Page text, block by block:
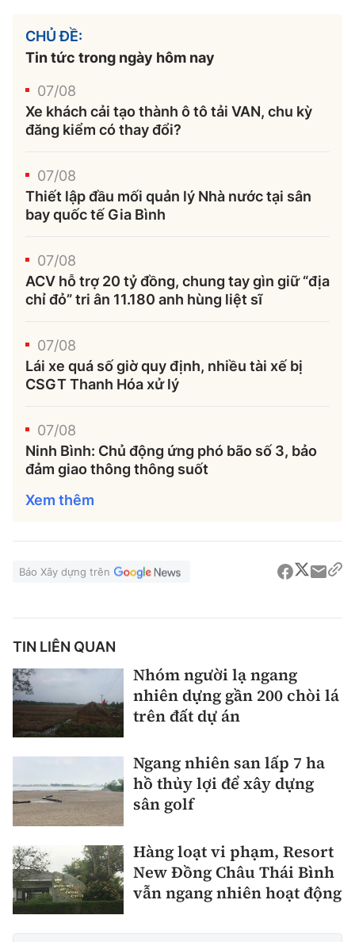
CHỦ ĐỀ:
Tin tức trong ngày hôm nay
07/08
Xe khách cải tạo thành ô tô tải VAN, chu kỳ
đăng kiểm có thay đổi?
07/08
Thiết lập đầu mối quản lý Nhà nước tại sân
bay quốc tế Gia Bình
07/08
ACV hỗ trợ 20 tỷ đồng, chung tay gìn giữ “địa
chỉ đỏ” tri ân 11.180 anh hùng liệt sĩ
07/08
Lái xe quá số giờ quy định, nhiều tài xế bị
CSGT Thanh Hóa xử lý
07/08
Ninh Bình: Chủ động ứng phó bão số 3, bảo
đảm giao thông thông suốt
Xem thêm
Báo Xây dựng trên
TIN LIÊN QUAN
Nhóm người lạ ngang
nhiên dựng gần 200 chòi lá
trên đất dự án
Ngang nhiên san lấp 7 ha
hồ thủy lợi để xây dựng
sân golf
Hàng loạt vi phạm, Resort
New Đồng Châu Thái Bình
vẫn ngang nhiên hoạt động